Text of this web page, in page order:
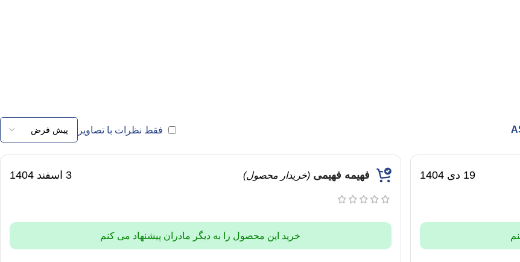
فقط نظرات با تصاویر
19 دی 1404 فهیمه فهیمی (خریدار محصول) 3 اسفند 1404
خرید این محصول را به دیگر مادران پیشنهاد می کنم